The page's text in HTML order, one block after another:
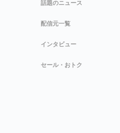
話題のニュース
配信元一覧
インタビュー
セール・おトク